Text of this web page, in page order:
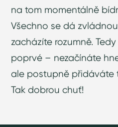
na tom momentálně
Všechno se dá
zacházíte rozumně.
poprvé – nezačínáte
ale postupně přidáváte
Tak dobrou chuť!